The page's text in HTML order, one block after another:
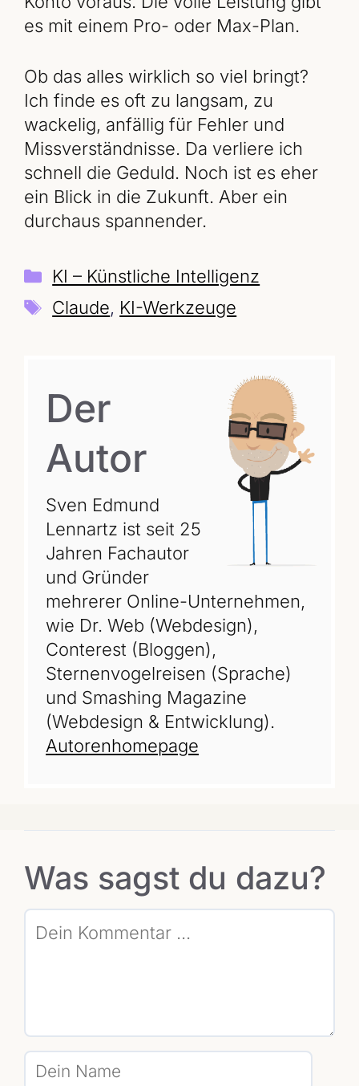
es mit einem Pro- oder Max-Plan.
Ob das alles wirklich so viel bringt?
Ich finde es oft zu langsam, zu
wackelig, anfällig für Fehler und
Missverständnisse. Da verliere ich
schnell die Geduld. Noch ist es eher
ein Blick in die Zukunft. Aber ein
durchaus spannender.
Kategorien
KI – Künstliche Intelligenz
Schlagwörter
Claude, KI-Werkzeuge
Der
Autor
Sven Edmund
Lennartz ist seit 25
Jahren Fachautor
und Gründer
mehrerer Online-Unternehmen,
wie Dr. Web (Webdesign),
Conterest (Bloggen),
Sternenvogelreisen (Sprache)
und Smashing Magazine
(Webdesign & Entwicklung).
Autorenhomepage
Was sagst du dazu?